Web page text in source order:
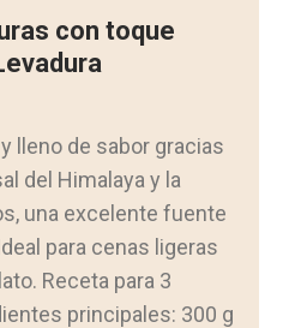
con toque
lleno de sabor gracias
del Himalaya y la
una excelente fuente
para cenas ligeras
Receta para 3
principales: 300 g